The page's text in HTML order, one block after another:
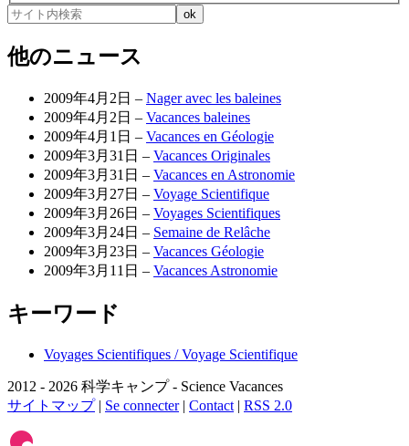
他のニュース
2009年4月2日 – Nager avec les baleines
2009年4月2日 – Vacances baleines
2009年4月1日 – Vacances en Géologie
2009年3月31日 – Vacances Originales
2009年3月31日 – Vacances en Astronomie
2009年3月27日 – Voyage Scientifique
2009年3月26日 – Voyages Scientifiques
2009年3月24日 – Semaine de Relâche
2009年3月23日 – Vacances Géologie
2009年3月11日 – Vacances Astronomie
キーワード
Voyages Scientifiques / Voyage Scientifique
2012 - 2026 科学キャンプ - Science Vacances
サイトマップ| Se connecter| Contact | RSS 2.0